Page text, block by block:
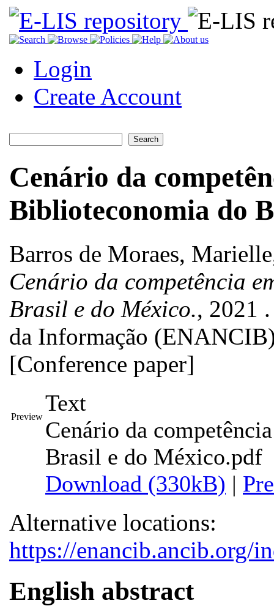
Login
Create Account
Cenário da
Biblioteconomia do
Barros de Moraes, Marielle
Cenário da competência
Brasil e do México., 2021
da Informação
[Conference paper]
Preview
Text
Cenário da
Brasil e do México.pdf
Download (330kB) |
Alternative locations:
https://enancib.ancib.org/
English abstract